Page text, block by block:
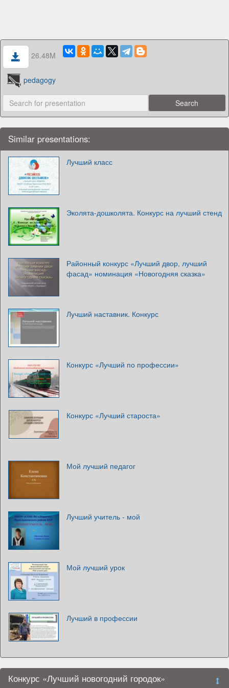
26.48M
pedagogy
Similar presentations:
Лучший класс
Эколята-дошколята. Конкурс на лучший стенд
Районный конкурс «Лучший двор, лучший
фасад» номинация «Новогодняя сказка»
Лучший наставник. Конкурс
Конкурс «Лучший по профессии»
Конкурс «Лучший староста»
Мой лучший педагог
Лучший учитель - мой
Мой лучший урок
Лучший в профессии
Конкурс «Лучший новогодний городок»